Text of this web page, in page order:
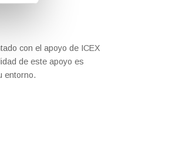
con el apoyo de ICEX
de este apoyo es
entorno.